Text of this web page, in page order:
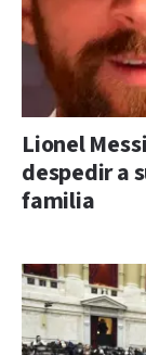
Lionel
despedir a
familia